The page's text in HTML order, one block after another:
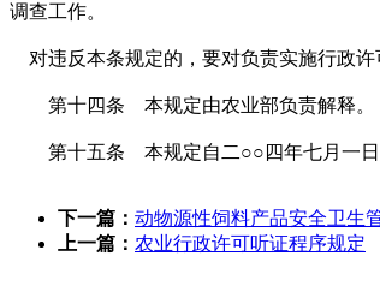
调查工作。
对违反本条规定的，要对负责实施行政许
第十四条 本规定由农业部负责解释。
第十五条 本规定自二○○四年七月一日
下一篇： 动物源性饲料产品安全卫生
上一篇： 农业行政许可听证程序规定